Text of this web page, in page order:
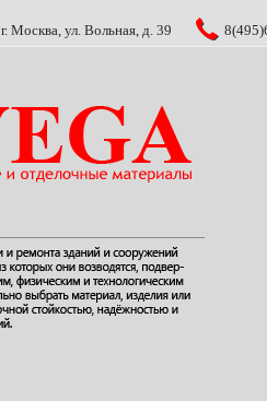
г. Москва, ул. Вольная, д. 39